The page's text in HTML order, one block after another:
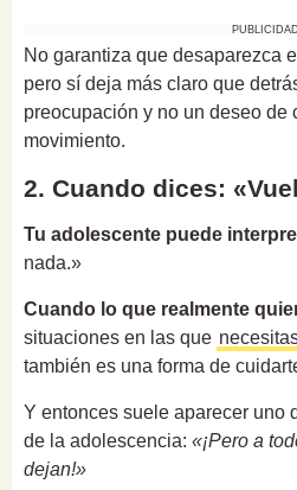
PUBLICIDAD
No garantiza que desaparezca
pero sí deja más claro que
preocupación y no un deseo de
movimiento.
2. Cuando dices:
Tu adolescente puede
nada.»
Cuando lo que realmente
situaciones en las que
también es una forma de
Y entonces suele aparecer uno
de la adolescencia: «¡Pero a
dejan!»